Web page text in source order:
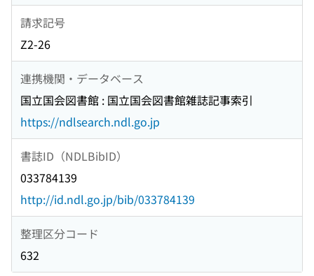
請求記号
Z2-26
連携機関・データベース
国立国会図書館 : 国立国会図書館雑誌記事索引
https://ndlsearch.ndl.go.jp
書誌ID（NDLBibID）
033784139
http://id.ndl.go.jp/bib/033784139
整理区分コード
632